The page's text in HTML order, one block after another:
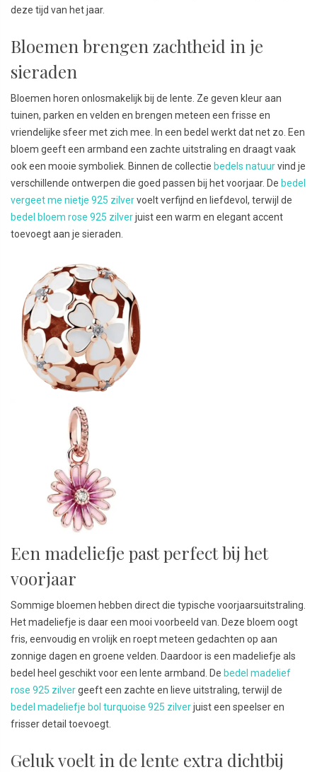
deze tijd van het jaar.
Bloemen brengen zachtheid in je
sieraden
Bloemen horen onlosmakelijk bij de lente. Ze geven kleur aan
tuinen, parken en velden en brengen meteen een frisse en
vriendelijke sfeer met zich mee. In een bedel werkt dat net zo. Een
bloem geeft een armband een zachte uitstraling en draagt vaak
ook een mooie symboliek. Binnen de collectie bedels natuurvind je
verschillende ontwerpen die goed passen bij het voorjaar. De bedel
vergeet me nietje 925 zilvervoelt verfijnd en liefdevol, terwijl de
bedel bloem rose 925 zilverjuist een warm en elegant accent
toevoegt aan je sieraden.
Een madeliefje past perfect bij het
voorjaar
Sommige bloemen hebben direct die typische voorjaarsuitstraling.
Het madeliefje is daar een mooi voorbeeld van. Deze bloem oogt
fris, eenvoudig en vrolijk en roept meteen gedachten op aan
zonnige dagen en groene velden. Daardoor is een madeliefje als
bedel heel geschikt voor een lente armband. De bedel madelief
rose 925 zilvergeeft een zachte en lieve uitstraling, terwijl de
bedel madeliefje bol turquoise 925 zilverjuist een speelser en
frisser detail toevoegt.
Geluk voelt in de lente extra dichtbij